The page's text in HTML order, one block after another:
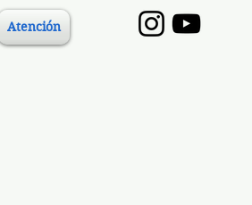
Atención